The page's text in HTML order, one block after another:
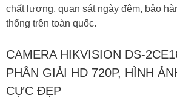
chất lượng, quan sát ngày đêm, bảo
thống trên toàn quốc.
CAMERA HIKVISION DS-
PHÂN GIẢI HD 720P, HÌNH
CỰC ĐẸP